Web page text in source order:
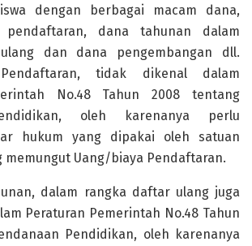
dengan berbagai macam dana,
pendaftaran, dana tahunan dalam
dan dana pengembangan dll.
tidak dikenal dalam
No.48 Tahun 2008 tentang
oleh karenanya perlu
hukum yang dipakai oleh satuan
memungut Uang/biaya Pendaftaran.
dalam rangka daftar ulang juga
Peraturan Pemerintah No.48 Tahun
Pendidikan, oleh karenanya